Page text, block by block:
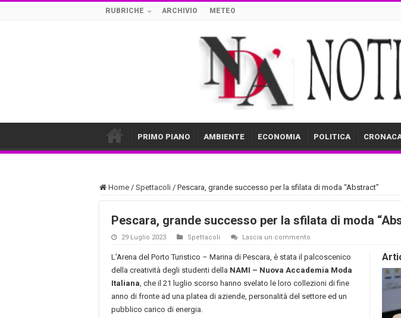
RUBRICHE ARCHIVIO METEO
PRIMO PIANO AMBIENTE ECONOMIA POLITICA
Home / Spettacoli / Pescara, grande successo per la sfilata di moda “Abstract”
Pescara, grande successo per la sfilata di moda
29 Luglio 2023 Spettacoli Lascia un commento
L’Arena del Porto Turistico – Marina di Pescara, è stata il palcoscenico
della creatività degli studenti della NAMI – Nuova Accademia Moda
Italiana , che il 21 luglio scorso hanno svelato le loro collezioni di fine
anno di fronte ad una platea di aziende, personalità del settore ed un
pubblico carico di energia.